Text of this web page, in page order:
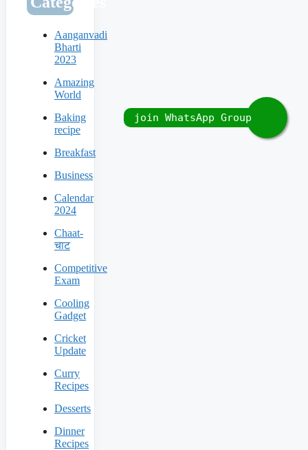
Aanganvadi
Bharti
2023
Amazing
World
Baking
recipe
Breakfast
Business
Calendar
2024
Chaat-
चाट
Competitive
Exam
Cooling
Gadget
Cricket
Update
Curry
Recipes
Desserts
Dinner
Recipes